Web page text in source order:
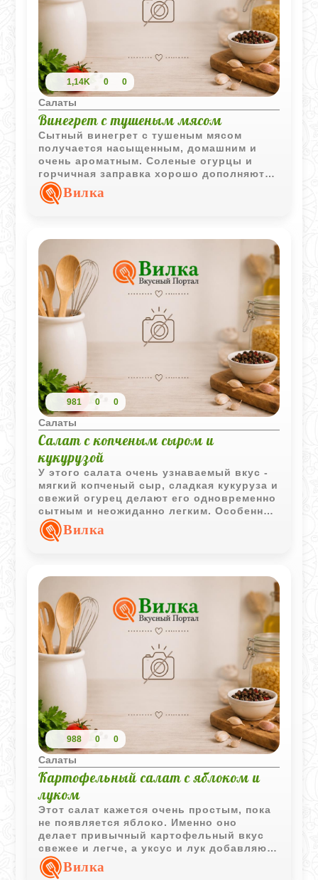
1,14K 0 0
Салаты
Винегрет с тушеным мясом
Сытный винегрет с тушеным мясом
получается насыщенным, домашним и
очень ароматным. Соленые огурцы и
горчичная заправка хорошо дополняют
мягкий вкус овощей и мяса.
Вилка
981 0 0
Салаты
Салат с копченым сыром и
кукурузой
У этого салата очень узнаваемый вкус -
мягкий копченый сыр, сладкая кукуруза и
свежий огурец делают его одновременно
сытным и неожиданно легким. Особенно
хорошо он получается слегка
охлажденным, когда копченый аромат
Вилка
988 0 0
Салаты
Картофельный салат с яблоком и
луком
Этот салат кажется очень простым, пока
не появляется яблоко. Именно оно
делает привычный картофельный вкус
свежее и легче, а уксус и лук добавляют
салату тот самый легкий деревенский
характер.
Вилка